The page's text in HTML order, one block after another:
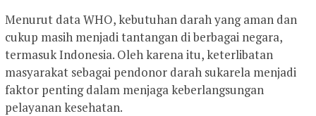
Menurut data WHO, kebutuhan darah yang aman dan
cukup masih menjadi tantangan di berbagai negara,
termasuk Indonesia. Oleh karena itu, keterlibatan
masyarakat sebagai pendonor darah sukarela menjadi
faktor penting dalam menjaga keberlangsungan
pelayanan kesehatan.